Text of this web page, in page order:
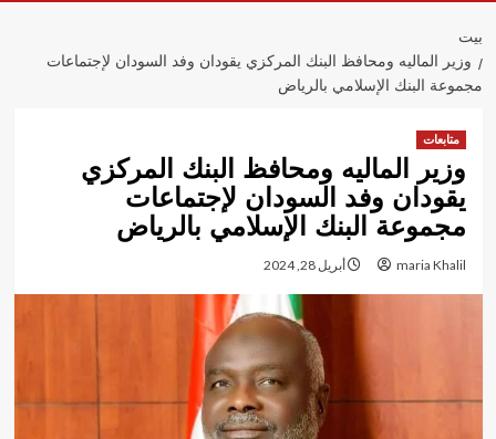
بيت
وزير الماليه ومحافظ البنك المركزي يقودان وفد السودان لإجتماعات
مجموعة البنك الإسلامي بالرياض
متابعات
وزير الماليه ومحافظ البنك المركزي
يقودان وفد السودان لإجتماعات
مجموعة البنك الإسلامي بالرياض
maria Khalil أبريل 28, 2024